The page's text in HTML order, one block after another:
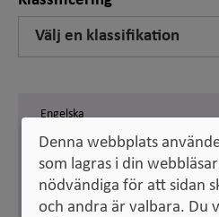
Välj en klassifikation
Engelska
first choice
Svenska
Denna webbplats
som lagras i din
nödvändiga för att sidan
och andra är valbara. Du